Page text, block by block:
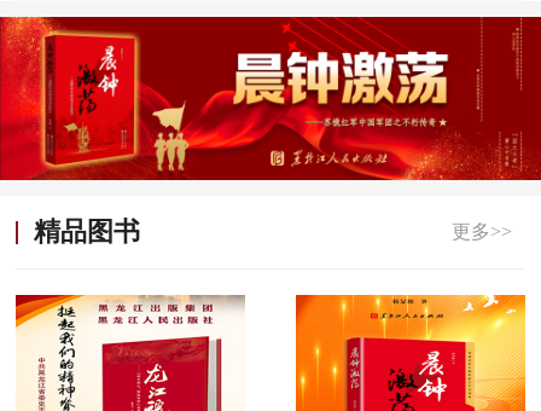
学会优秀作品奖
精品图书 更多>>